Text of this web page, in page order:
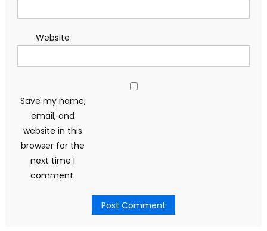
Website
Save my name,
email, and
website in this
browser for the
next time I
comment.